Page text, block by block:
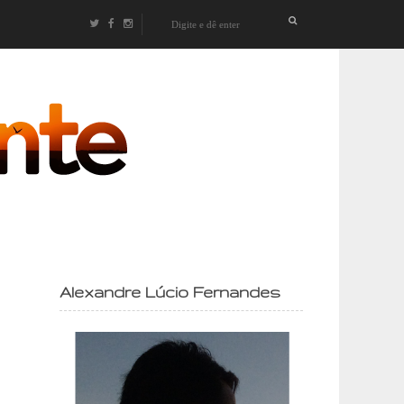
Alexandre Lúcio Fernandes